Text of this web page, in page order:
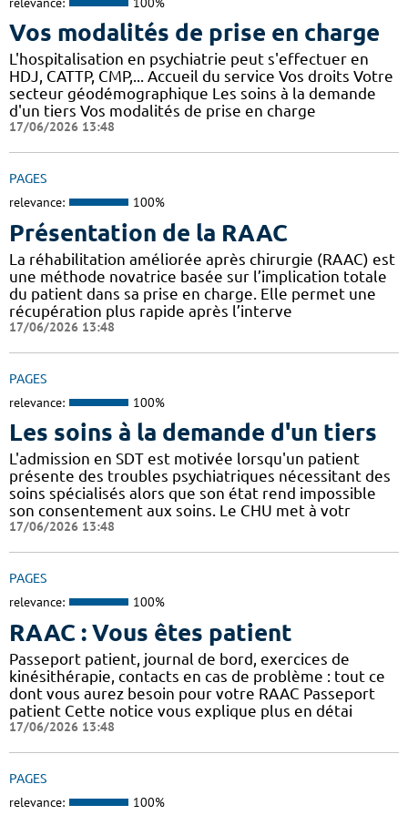
Vos modalités de prise en charge
L'hospitalisation en psychiatrie peut s'effectuer en
HDJ, CATTP, CMP,... Accueil du service Vos droits Votre
secteur géodémographique Les soins à la demande
d'un tiers Vos modalités de prise en charge
17/06/2026 13:48
PAGES
relevance: 100%
Présentation de la RAAC
La réhabilitation améliorée après chirurgie (RAAC) est
une méthode novatrice basée sur l’implication totale
du patient dans sa prise en charge. Elle permet une
récupération plus rapide après l’interve
17/06/2026 13:48
PAGES
relevance: 100%
Les soins à la demande d'un tiers
L'admission en SDT est motivée lorsqu'un patient
présente des troubles psychiatriques nécessitant des
soins spécialisés alors que son état rend impossible
son consentement aux soins. Le CHU met à votr
17/06/2026 13:48
PAGES
relevance: 100%
RAAC : Vous êtes patient
Passeport patient, journal de bord, exercices de
kinésithérapie, contacts en cas de problème : tout ce
dont vous aurez besoin pour votre RAAC Passeport
patient Cette notice vous explique plus en détai
17/06/2026 13:48
PAGES
relevance: 100%